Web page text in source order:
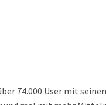
74.000 User mit seinen